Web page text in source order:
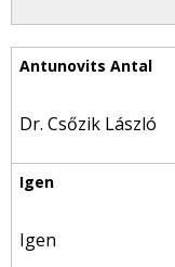
Dr. Csőzik László
Igen